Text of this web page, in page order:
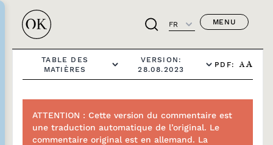
FR MENU
TABLE DES
MATIÈRES
VERSION:
28.08.2023
PDF: A A
ATTENTION : Cette version du commentaire est
une traduction automatique de l’original. Le
commentaire original est en allemand. La